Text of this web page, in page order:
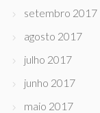
setembro 2017
agosto 2017
julho 2017
junho 2017
maio 2017